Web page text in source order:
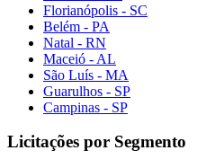
Florianópolis - SC
Belém - PA
Natal - RN
Maceió - AL
São Luís - MA
Guarulhos - SP
Campinas - SP
Licitações por Segmento